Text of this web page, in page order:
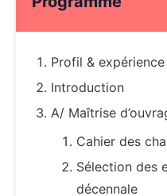
Profil &
Introduction
A/ Maîtrise
Cahier des
Sélection des
décennale